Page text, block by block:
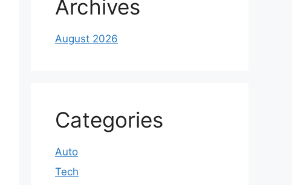
Archives
August 2026
Categories
Auto
Tech